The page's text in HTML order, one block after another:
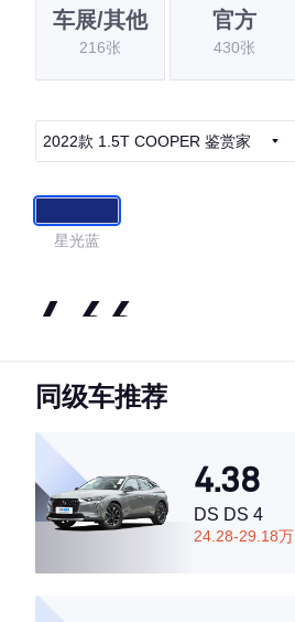
车展/其他
216张
官方
430张
2022款 1.5T COOPER 鉴赏家
星光蓝
4.66
·外观表现较为优秀，优于88%同级车
·空间表现较为优秀，优于65%同级车
同级车推荐
4.38
DS DS 4
24.28-29.18万